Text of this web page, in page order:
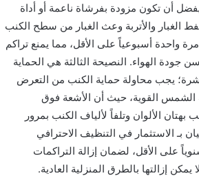
أن تكون مزودة بفرشاة ناعمة أو أداة
الغبار والأتربة وعث الغبار من سطح الكنب
واحدة أسبوعياً على الأقل، مما يمنع تراكم
الهواء. النصيحة الثالثة هي الحماية
يجب محاولة حماية الكنب من التعرض
الشمس القوية، حيث أن الأشعة فوق
الألوان وتلفاً لألياف الكنب بمرور
بـ الاستثمار في التنظيف الاحترافي
على الأقل، لضمان إزالة التراكمات
يمكن إزالتها بالطرق المنزلية العادية.